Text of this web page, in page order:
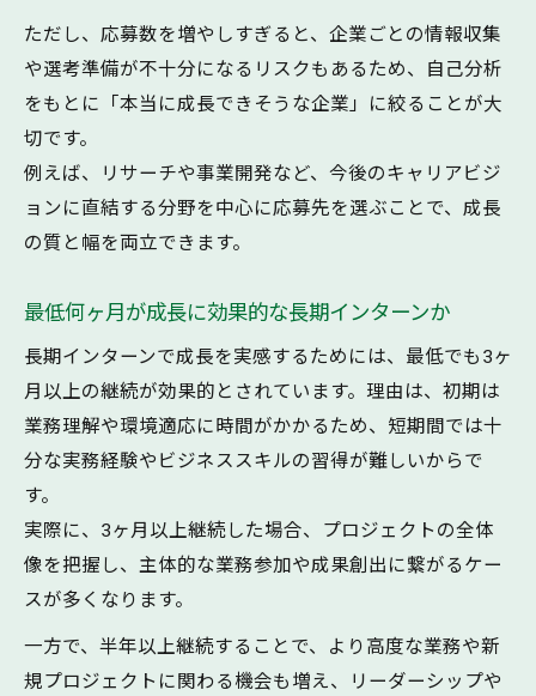
ただし、応募数を増やしすぎると、企業ごとの情報収集
や選考準備が不十分になるリスクもあるため、自己分析
をもとに「本当に成長できそうな企業」に絞ることが大
切です。
例えば、リサーチや事業開発など、今後のキャリアビジ
ョンに直結する分野を中心に応募先を選ぶことで、成長
の質と幅を両立できます。
最低何ヶ月が成長に効果的な長期インターンか
長期インターンで成長を実感するためには、最低でも3ヶ
月以上の継続が効果的とされています。理由は、初期は
業務理解や環境適応に時間がかかるため、短期間では十
分な実務経験やビジネススキルの習得が難しいからで
す。
実際に、3ヶ月以上継続した場合、プロジェクトの全体
像を把握し、主体的な業務参加や成果創出に繋がるケー
スが多くなります。
一方で、半年以上継続することで、より高度な業務や新
規プロジェクトに関わる機会も増え、リーダーシップや